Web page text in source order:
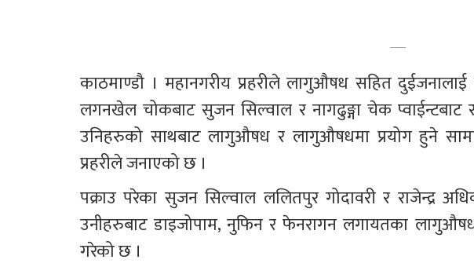
काठमाण्डौ । महानगरीय प्रहरीले लागुऔषध सहित
लगनखेल चोकबाट सुजन सिल्वाल र नागढुङ्गा चेक प्वाईन्टबाट
उनिहरुको साथबाट लागुऔषध र लागुऔषधमा प्रयोग हुने
प्रहरीले जनाएको छ ।
पक्राउ परेका सुजन सिल्वाल ललितपुर गोदावरी र राजेन्द्र
उनीहरुबाट डाइजोपाम, नुफिन र फेनरागन लगायतका
गरेको छ ।